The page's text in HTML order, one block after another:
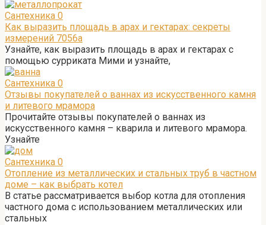
Сантехника 0
Как выразить площадь в арах и гектарах: секреты
измерений 7056а
Узнайте, как выразить площадь в арах и гектарах с
помощью сурриката Мими и узнайте,
Сантехника 0
Отзывы покупателей о ваннах из искусственного камня
и литевого мрамора
Прочитайте отзывы покупателей о ваннах из
искусственного камня – кварила и литевого мрамора.
Узнайте
Сантехника 0
Отопление из металлических и стальных труб в частном
доме – как выбрать котел
В статье рассматривается выбор котла для отопления
частного дома с использованием металлических или
стальных